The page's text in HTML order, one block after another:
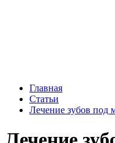
Главная
Статьи
Лечение зубов под